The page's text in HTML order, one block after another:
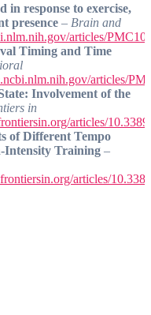
in response to exercise,
presence – Brain and
articles/
Timing and Time
articles/
Involvement of the
in
articles/
of Different Tempo
Intensity Training –
articles/